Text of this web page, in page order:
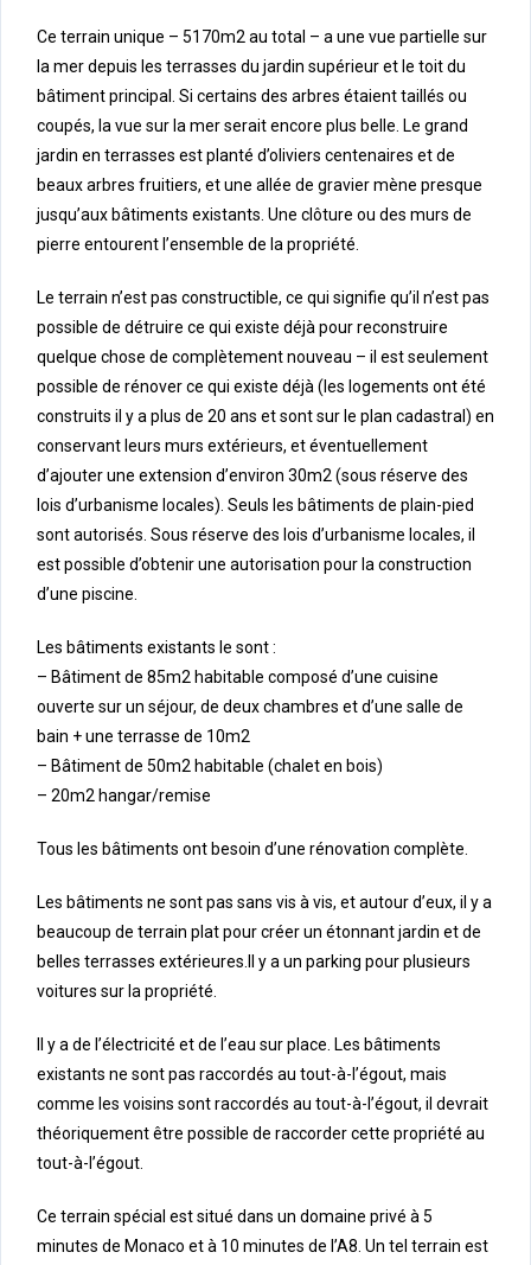
Ce terrain unique – 5170m2 au total – a une vue partielle sur
la mer depuis les terrasses du jardin supérieur et le toit du
bâtiment principal. Si certains des arbres étaient taillés ou
coupés, la vue sur la mer serait encore plus belle. Le grand
jardin en terrasses est planté d’oliviers centenaires et de
beaux arbres fruitiers, et une allée de gravier mène presque
jusqu’aux bâtiments existants. Une clôture ou des murs de
pierre entourent l’ensemble de la propriété.
Le terrain n’est pas constructible, ce qui signifie qu’il n’est pas
possible de détruire ce qui existe déjà pour reconstruire
quelque chose de complètement nouveau – il est seulement
possible de rénover ce qui existe déjà (les logements ont été
construits il y a plus de 20 ans et sont sur le plan cadastral) en
conservant leurs murs extérieurs, et éventuellement
d’ajouter une extension d’environ 30m2 (sous réserve des
lois d’urbanisme locales). Seuls les bâtiments de plain-pied
sont autorisés. Sous réserve des lois d’urbanisme locales, il
est possible d’obtenir une autorisation pour la construction
d’une piscine.
Les bâtiments existants le sont :
– Bâtiment de 85m2 habitable composé d’une cuisine
ouverte sur un séjour, de deux chambres et d’une salle de
bain + une terrasse de 10m2
– Bâtiment de 50m2 habitable (chalet en bois)
– 20m2 hangar/remise
Tous les bâtiments ont besoin d’une rénovation complète.
Les bâtiments ne sont pas sans vis à vis, et autour d’eux, il y a
beaucoup de terrain plat pour créer un étonnant jardin et de
belles terrasses extérieures.Il y a un parking pour plusieurs
voitures sur la propriété.
Il y a de l’électricité et de l’eau sur place. Les bâtiments
existants ne sont pas raccordés au tout-à-l’égout, mais
comme les voisins sont raccordés au tout-à-l’égout, il devrait
théoriquement être possible de raccorder cette propriété au
tout-à-l’égout.
Ce terrain spécial est situé dans un domaine privé à 5
minutes de Monaco et à 10 minutes de l’A8. Un tel terrain est